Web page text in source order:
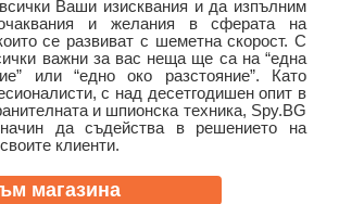
Ваши изисквания и да изпълним
и желания в сферата на
се развиват с шеметна скорост. С
важни за вас неща ще са на “една
или “едно око разстояние”. Като
с над десетгодишен опит в
и шпионска техника, Spy.BG
да съдейства в решението на
клиенти.
магазина